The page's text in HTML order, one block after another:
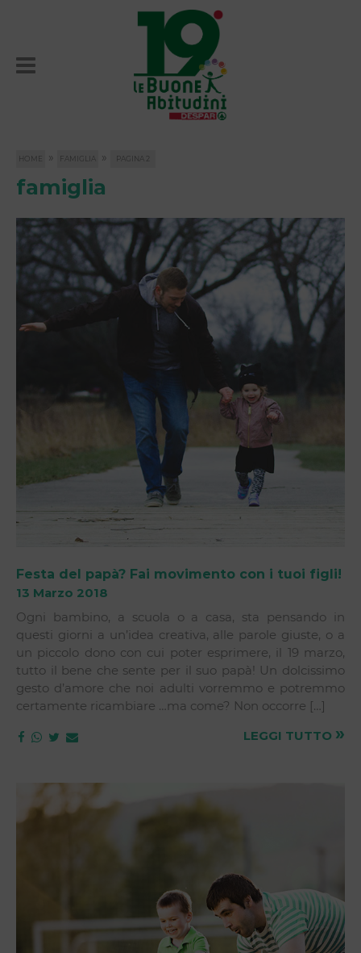
HOME » FAMIGLIA » PAGINA 2
famiglia
Festa del papà? Fai movimento con i tuoi figli!
13 Marzo 2018
Ogni bambino, a scuola o a casa, sta pensando in
questi giorni a un’idea creativa, alle parole giuste, o a
un piccolo dono con cui poter esprimere, il 19 marzo,
tutto il bene che sente per il suo papà! Un dolcissimo
gesto d’amore che noi adulti vorremmo e potremmo
certamente ricambiare …ma come? Non occorre […]
LEGGI TUTTO »